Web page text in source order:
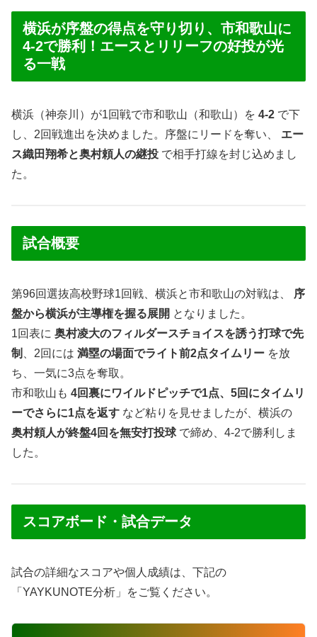
横浜が序盤の得点を守り切り、市和歌山に
4-2で勝利！エースとリリーフの好投が光
る一戦
横浜（神奈川）が1回戦で市和歌山（和歌山）を 4-2 で下
し、2回戦進出を決めました。序盤にリードを奪い、 エー
ス織田翔希と奥村頼人の継投 で相手打線を封じ込めまし
た。
試合概要
第96回選抜高校野球1回戦、横浜と市和歌山の対戦は、
序
盤から横浜が主導権を握る展開 となりました。
1回表に 奥村凌大のフィルダースチョイスを誘う打球で先
制
、2回には 満塁の場面でライト前2点タイムリー を放
ち、一気に3点を奪取。
市和歌山も 4回裏にワイルドピッチで1点、5回にタイムリ
ーでさらに1点を返す など粘りを見せましたが、横浜の
奥村頼人が終盤4回を無安打投球で締め、4-2で勝利しま
した。
スコアボード・試合データ
試合の詳細なスコアや個人成績は、下記の
「YAYKUNOTE分析」をご覧ください。